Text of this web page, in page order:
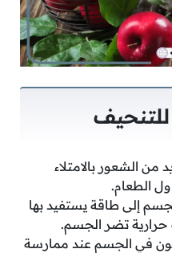
الشعور بالامتلاء
الطعام.
إلى طاقة يستفيد بها
حرارية تضر الجسم.
في الجسم عند ممارسة